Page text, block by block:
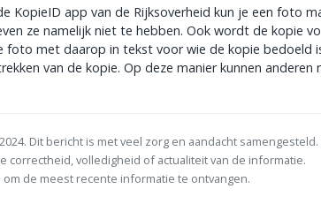
app van de Rijksoverheid kun je een foto
ze namelijk niet te hebben. Ook wordt de kopie
met daarop in tekst voor wie de kopie bedoeld
van de kopie. Op deze manier kunnen anderen
Dit bericht is met veel zorg en aandacht
correctheid, volledigheid of actualiteit van de informatie.
de meest recente informatie te ontvangen.